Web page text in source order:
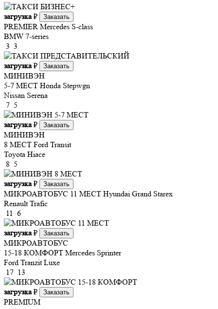
загрузка₽ Заказать
PREMIER Mercedes S-class
BMW 7-series
3 3
загрузка₽ Заказать
МИНИВЭН
5-7 МЕСТ Honda Stepwgn
Nissan Serena
7 5
загрузка₽ Заказать
МИНИВЭН
8 МЕСТ Ford Transit
Toyota Hiace
8 5
загрузка₽ Заказать
МИКРОАВТОБУС 11 МЕСТ Hyundai Grand Starex
Renault Trafic
11 6
загрузка₽ Заказать
МИКРОАВТОБУС
15-18 КОМФОРТ Mercedes Sprinter
Ford Tranzit Luxe
17 13
загрузка₽ Заказать
PREMIUM